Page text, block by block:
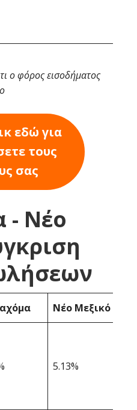
ο φόρος εισοδήματος
εδώ για
τους
σας
- Νέο
Νέο Μεξικό
5.13%